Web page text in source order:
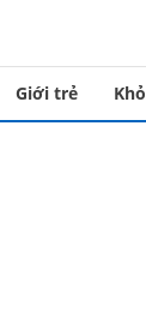
Giới trẻ